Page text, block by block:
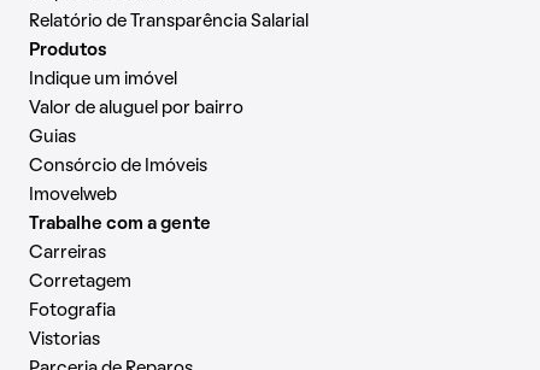
Relatório de Transparência Salarial
Produtos
Indique um imóvel
Valor de aluguel por bairro
Guias
Consórcio de Imóveis
Imovelweb
Trabalhe com a gente
Carreiras
Corretagem
Fotografia
Vistorias